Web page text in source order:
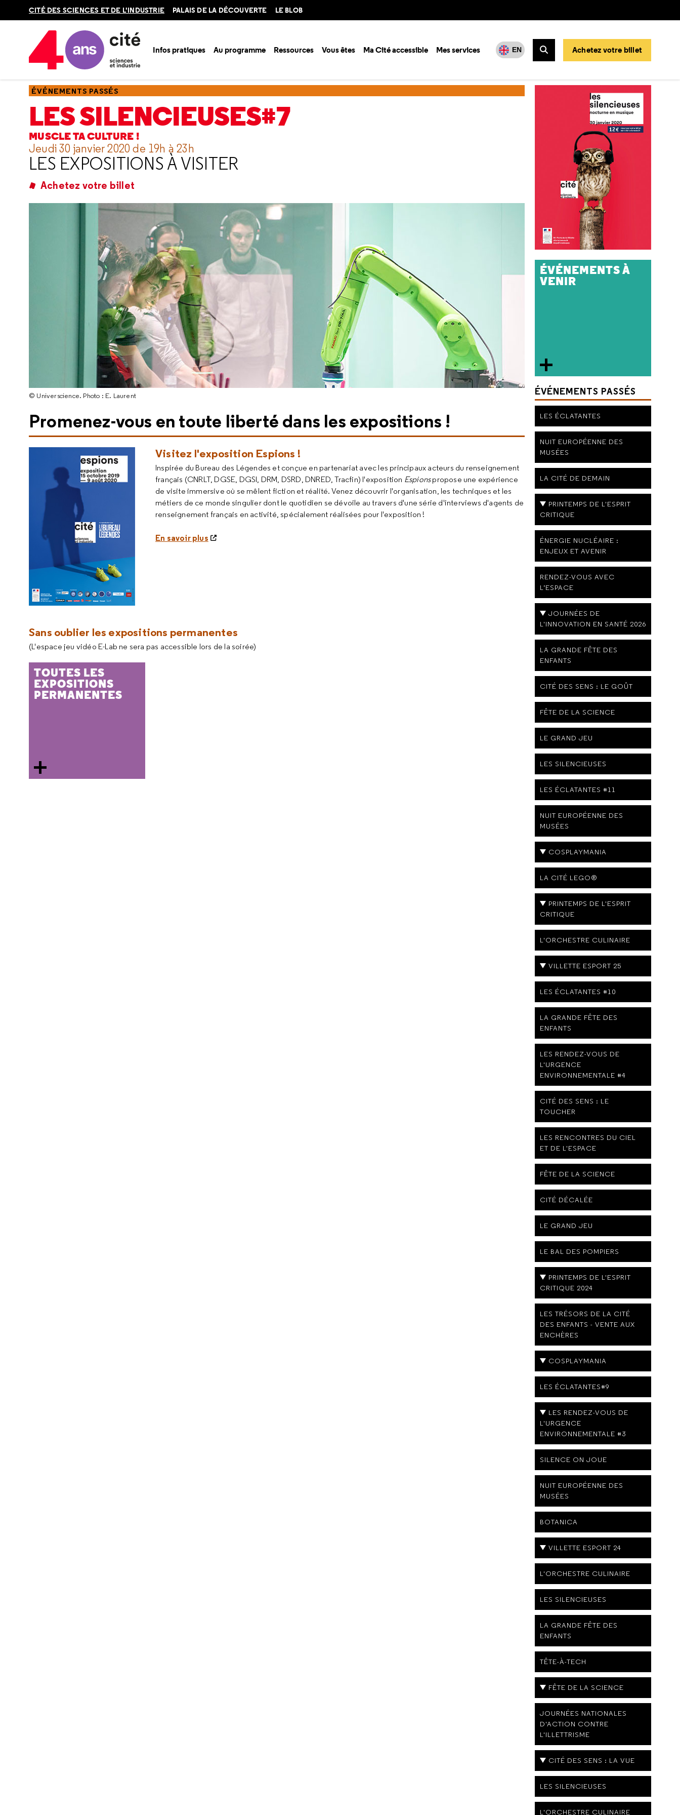
CITÉ DES SCIENCES ET DE L'INDUSTRIE PALAIS DE LA DÉCOUVERTE LE BLOB
Infos pratiques Au programme Ressources Vous êtes Ma Cité accessible Mes services EN
Rechercher
Achetez votre billet
Accueil Ressources
ÉVÉNEMENTS PASSÉS
LES SILENCIEUSES#7
MUSCLE TA CULTURE !
Jeudi 30 janvier 2020 de 19h à 23h
LES EXPOSITIONS À VISITER
Achetez votre billet
© Universcience. Photo : E. Laurent
Promenez-vous en toute liberté dans les expositions !
Visitez l'exposition Espions !
Inspirée du Bureau des Légendes et conçue en partenariat avec les principaux acteurs du renseignement
français (CNRLT, DGSE, DGSI, DRM, DSRD, DNRED, Tracfin) l'exposition Espionspropose une expérience
de visite immersive où se mêlent fiction et réalité. Venez découvrir l'organisation, les techniques et les
métiers de ce monde singulier dont le quotidien se dévoile au travers d'une série d'interviews d'agents de
renseignement français en activité, spécialement réalisées pour l'exposition !
En savoir plus
Sans oublier les expositions permanentes
(L'espace jeu vidéo E-Lab ne sera pas accessible lors de la soirée)
TOUTES LES
EXPOSITIONS
PERMANENTES
ÉVÉNEMENTS À
VENIR
ÉVÉNEMENTS PASSÉS
LES ÉCLATANTES
NUIT EUROPÉENNE DES
MUSÉES
LA CITÉ DE DEMAIN
PRINTEMPS DE L'ESPRIT
CRITIQUE
ÉNERGIE NUCLÉAIRE :
ENJEUX ET AVENIR
RENDEZ-VOUS AVEC
L’ESPACE
JOURNÉES DE
L'INNOVATION EN SANTÉ 2026
LA GRANDE FÊTE DES
ENFANTS
CITÉ DES SENS : LE GOÛT
FÊTE DE LA SCIENCE
LE GRAND JEU
LES SILENCIEUSES
LES ÉCLATANTES #11
NUIT EUROPÉENNE DES
MUSÉES
COSPLAYMANIA
LA CITÉ LEGO®
PRINTEMPS DE L'ESPRIT
CRITIQUE
L'ORCHESTRE CULINAIRE
VILLETTE ESPORT 25
LES ÉCLATANTES #10
LA GRANDE FÊTE DES
ENFANTS
LES RENDEZ-VOUS DE
L'URGENCE
ENVIRONNEMENTALE #4
CITÉ DES SENS : LE
TOUCHER
LES RENCONTRES DU CIEL
ET DE L'ESPACE
FÊTE DE LA SCIENCE
CITÉ DÉCALÉE
LE GRAND JEU
LE BAL DES POMPIERS
PRINTEMPS DE L'ESPRIT
CRITIQUE 2024
LES TRÉSORS DE LA CITÉ
DES ENFANTS - VENTE AUX
ENCHÈRES
COSPLAYMANIA
LES ÉCLATANTES#9
LES RENDEZ-VOUS DE
L'URGENCE
ENVIRONNEMENTALE #3
SILENCE ON JOUE
NUIT EUROPÉENNE DES
MUSÉES
BOTANICA
VILLETTE ESPORT 24
L'ORCHESTRE CULINAIRE
LES SILENCIEUSES
LA GRANDE FÊTE DES
ENFANTS
TÊTE-À-TECH
FÊTE DE LA SCIENCE
JOURNÉES NATIONALES
D'ACTION CONTRE
L'ILLETTRISME
CITÉ DES SENS : LA VUE
LES SILENCIEUSES
L'ORCHESTRE CULINAIRE